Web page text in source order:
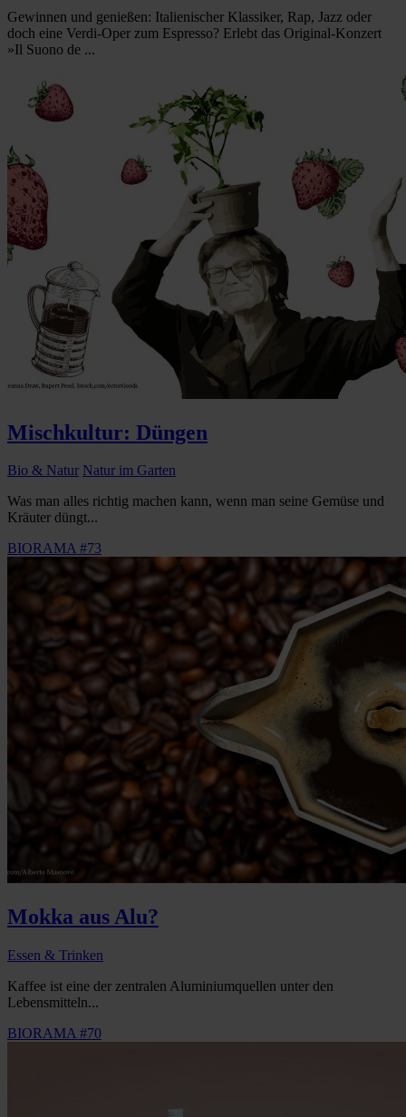
Gewinnen und genießen: Italienischer Klassiker, Rap, Jazz oder
doch eine Verdi-Oper zum Espresso? Erlebt das Original-Konzert
»Il Suono de ...
Mischkultur: Düngen
Bio & Natur Natur im Garten
Was man alles richtig machen kann, wenn man seine Gemüse und
Kräuter düngt...
BIORAMA #73
Mokka aus Alu?
Essen & Trinken
Kaffee ist eine der zentralen Aluminiumquellen unter den
Lebensmitteln...
BIORAMA #70